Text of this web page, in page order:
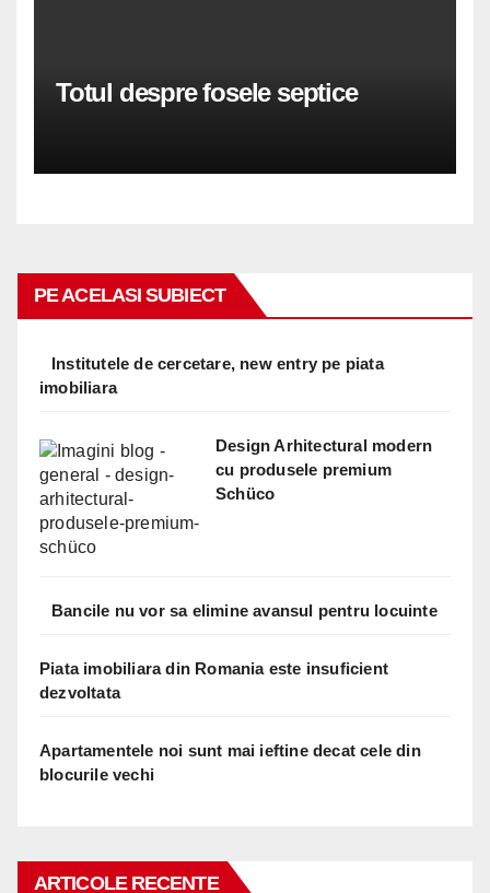
Totul despre fosele septice
PE ACELASI SUBIECT
Institutele de cercetare, new entry pe piata
imobiliara
Design Arhitectural modern
cu produsele premium
Schüco
Bancile nu vor sa elimine avansul pentru locuinte
Piata imobiliara din Romania este insuficient
dezvoltata
Apartamentele noi sunt mai ieftine decat cele din
blocurile vechi
ARTICOLE RECENTE